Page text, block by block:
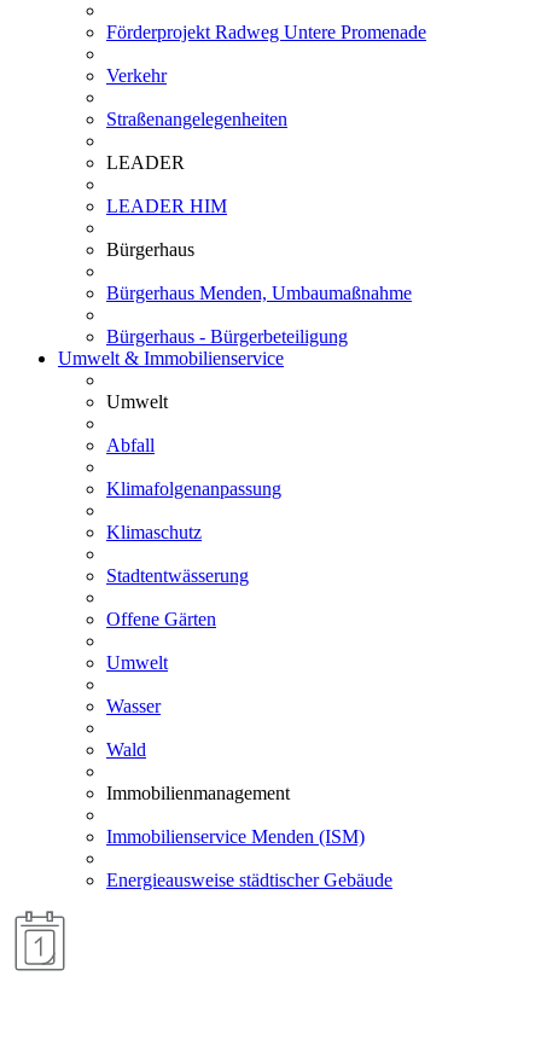
Förderprojekt Radweg Untere Promenade
Verkehr
Straßenangelegenheiten
LEADER
LEADER HIM
Bürgerhaus
Bürgerhaus Menden, Umbaumaßnahme
Bürgerhaus - Bürgerbeteiligung
Umwelt & Immobilienservice
Umwelt
Abfall
Klimafolgenanpassung
Klimaschutz
Stadtentwässerung
Offene Gärten
Umwelt
Wasser
Wald
Immobilienmanagement
Immobilienservice Menden (ISM)
Energieausweise städtischer Gebäude